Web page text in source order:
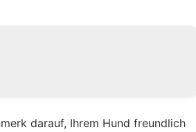
darauf, Ihrem Hund freundlich